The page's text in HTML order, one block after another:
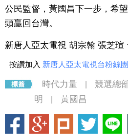
公民監督，黃國昌下一步，希
頭贏回台灣。
新唐人亞太電視 胡宗翰 張芝瑄
按讚加入 新唐人亞太電視台粉絲團
時代力量 競選總
明
黃國昌